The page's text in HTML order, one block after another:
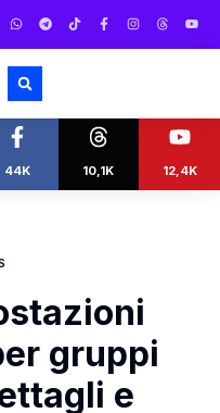
44K 10,1K 12,4K
gruppi
e